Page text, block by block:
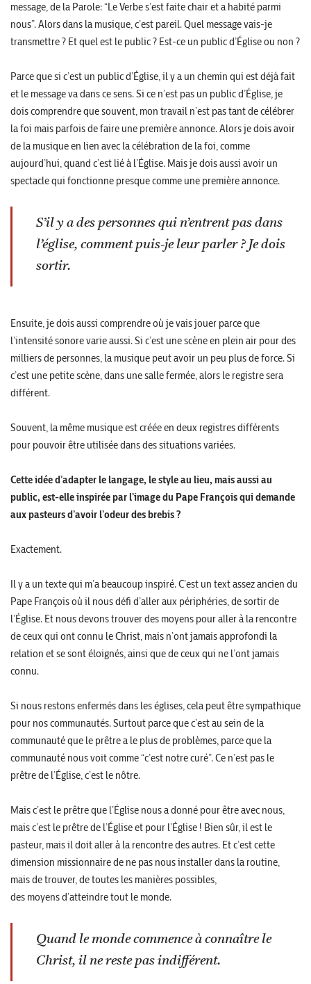
message, de la Parole: “Le Verbe s’est faite chair et a habité parmi
nous”. Alors dans la musique, c’est pareil. Quel message vais-je
transmettre ? Et quel est le public ? Est-ce un public d’Église ou non ?
Parce que si c’est un public d’Église, il y a un chemin qui est déjà fait
et le message va dans ce sens. Si ce n’est pas un public d’Église, je
dois comprendre que souvent, mon travail n’est pas tant de célébrer
la foi mais parfois de faire une première annonce. Alors je dois avoir
de la musique en lien avec la célébration de la foi, comme
aujourd’hui, quand c’est lié à l’Église. Mais je dois aussi avoir un
spectacle qui fonctionne presque comme une première annonce.
S’il y a des personnes qui n’entrent pas dans
l’église, comment puis-je leur parler ? Je dois
sortir.
Ensuite, je dois aussi comprendre où je vais jouer parce que
l’intensité sonore varie aussi. Si c’est une scène en plein air pour des
milliers de personnes, la musique peut avoir un peu plus de force. Si
c’est une petite scène, dans une salle fermée, alors le registre sera
différent.
Souvent, la même musique est créée en deux registres différents
pour pouvoir être utilisée dans des situations variées.
Cette idée d’adapter le langage, le style au lieu, mais aussi au
public, est-elle inspirée par l’image du Pape François qui demande
aux pasteurs d’avoir l’odeur des brebis ?
Exactement.
Il y a un texte qui m’a beaucoup inspiré. C’est un text assez ancien du
Pape François où il nous défi d’aller aux périphéries, de sortir de
l’Église. Et nous devons trouver des moyens pour aller à la rencontre
de ceux qui ont connu le Christ, mais n’ont jamais approfondi la
relation et se sont éloignés, ainsi que de ceux qui ne l’ont jamais
connu.
Si nous restons enfermés dans les églises, cela peut être sympathique
pour nos communautés. Surtout parce que c’est au sein de la
communauté que le prêtre a le plus de problèmes, parce que la
communauté nous voit comme “c’est notre curé”. Ce n’est pas le
prêtre de l’Église, c’est le nôtre.
Mais c’est le prêtre que l’Église nous a donné pour être avec nous,
mais c’est le prêtre de l’Église et pour l’Église ! Bien sûr, il est le
pasteur, mais il doit aller à la rencontre des autres. Et c’est cette
dimension missionnaire de ne pas nous installer dans la routine,
mais de trouver, de toutes les manières possibles,
des moyens d’atteindre tout le monde.
Quand le monde commence à connaître le
Christ, il ne reste pas indifférent.